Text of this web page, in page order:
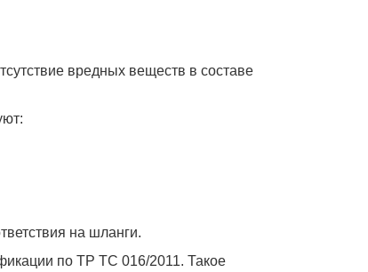
вредных веществ в составе
на шланги.
по ТР ТС 016/2011. Такое